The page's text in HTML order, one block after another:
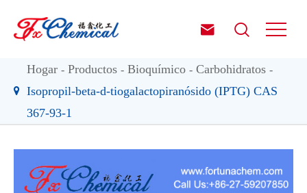
 
Hogar Productos Bioquímico
Carbohidratos
Isopropil-beta-d-tiogalactopiranósido (IPTG) CAS
367-93-1